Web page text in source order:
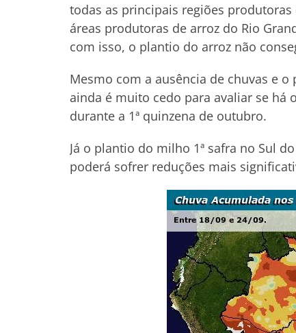
todas as principais regiões
áreas produtoras de arroz do Rio
com isso, o plantio do arroz não
Mesmo com a ausência de chuvas e
ainda é muito cedo para avaliar se há
durante a 1ª quinzena de outubro.
Já o plantio do milho 1ª safra no Sul
poderá sofrer reduções mais